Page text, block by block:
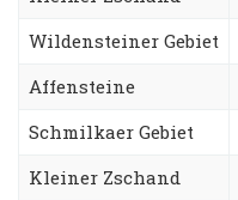
Wildensteiner Gebiet
Affensteine
Schmilkaer Gebiet
Kleiner Zschand